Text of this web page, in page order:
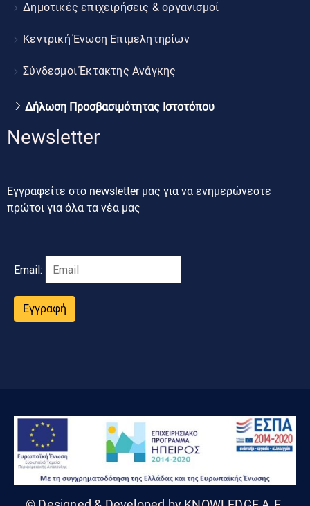
Δημοτικές επιχειρήσεις & οργανισμοί
Κεντρική Ένωση Επιμελητηρίων
Σύνδεσμοι Έκτακτης Ανάγκης
Δήλωση Προσβασιμότητας Ιστοτόπου
Newsletter
Εγγραφείτε στο newsletter μας για να ενημερώνεστε
πρώτοι για όλα τα νέα μας
Email:
Εγγραφή